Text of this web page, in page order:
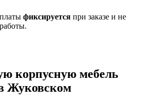
фиксируется при заказе и не
корпусную мебель
Жуковском